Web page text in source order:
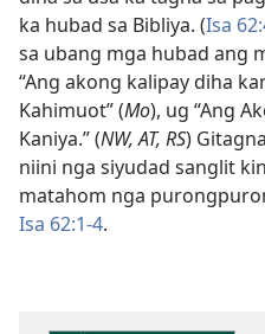
ka hubad sa Bibliya. (Isa
sa ubang mga hubad ang
“Ang akong kalipay diha
Kahimuot” (Mo), ug “Ang
Kaniya.” (NW, AT, RS)
niini nga siyudad sanglit
matahom nga
Isa 62:1-4.